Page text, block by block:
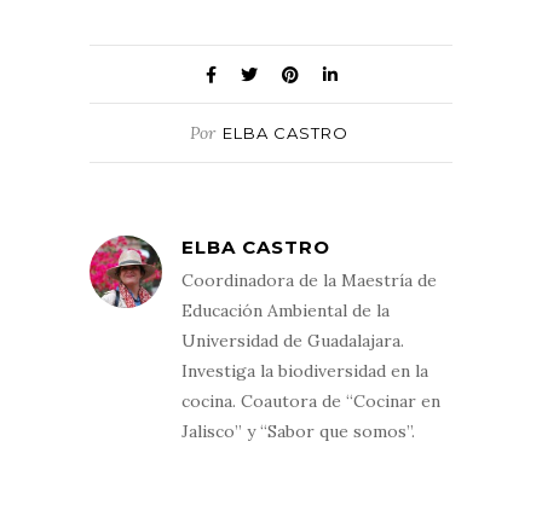
Por ELBA CASTRO
ELBA CASTRO
Coordinadora de la Maestría de
Educación Ambiental de la
Universidad de Guadalajara.
Investiga la biodiversidad en la
cocina. Coautora de “Cocinar en
Jalisco” y “Sabor que somos”.